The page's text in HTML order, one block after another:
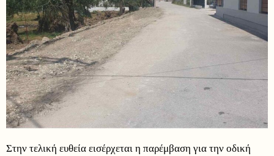
Στην τελική ευθεία εισέρχεται η παρέμβαση για την οδική